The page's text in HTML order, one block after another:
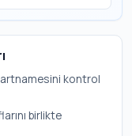
kontrol
birlikte